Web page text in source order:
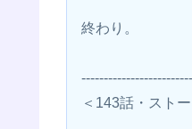
終わり。
＜143話・スト